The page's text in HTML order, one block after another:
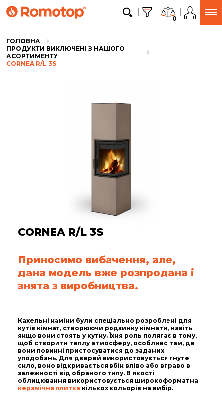
0
ГОЛОВНА
ПРОДУКТИ ВИКЛЮЧЕНІ З НАШОГО
АСОРТИМЕНТУ
CORNEA R/L 3S
CORNEA R/L 3S
Приносимо вибачення, але,
дана модель вже розпродана і
знята з виробництва.
Кахельні каміни були спеціально розроблені для
кутів кімнат, створюючи родзинку кімнати, навіть
якщо вони стоять у кутку. Їхня роль полягає в тому,
щоб створити теплу атмосферу, особливо там, де
вони повинні пристосуватися до заданих
уподобань. Для дверей використовується гнуте
скло, воно відкривається вбік вліво або вправо в
залежності від обраного типу. В якості
облицювання використовується широкоформатна
керамічна плитка кількох кольорів на вибір.